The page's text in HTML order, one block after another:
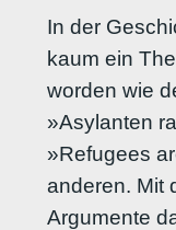
In der
kaum ein
worden wie
»Asylanten
»Refugees
anderen. Mit
Argumente